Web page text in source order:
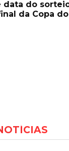
data do
da Copa